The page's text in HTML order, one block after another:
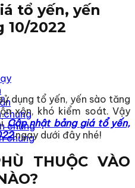
chưng
chưng
chưng
tổ yến, yến
10/2022
dụng tổ yến, yến sào tăng
xộn, khó kiểm soát. Vậy
Cập nhật bảng giá tổ yến,
ngay dưới đây nhé!
THUỘC VÀO